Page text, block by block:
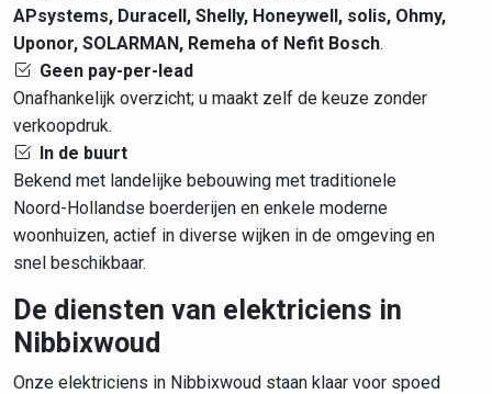
APsystems, Duracell, Shelly, Honeywell, solis, Ohmy,
Uponor, SOLARMAN, Remeha of Nefit Bosch.
Geen pay-per-lead
Onafhankelijk overzicht; u maakt zelf de keuze zonder
verkoopdruk.
In de buurt
Bekend met landelijke bebouwing met traditionele
Noord-Hollandse boerderijen en enkele moderne
woonhuizen, actief in diverse wijken in de omgeving en
snel beschikbaar.
De diensten van elektriciens in
Nibbixwoud
Onze elektriciens in Nibbixwoud staan klaar voor spoed